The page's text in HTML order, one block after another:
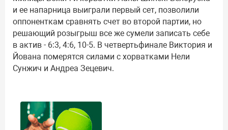
и ее напарница выиграли первый сет, позволили
оппоненткам сравнять счет во второй партии, но
решающий розыгрыш все же сумели записать себе
в актив - 6:3, 4:6, 10-5. В четвертьфинале Виктория и
Йована померятся силами с хорватками Нели
Сунжич и Андреа Зецевич.